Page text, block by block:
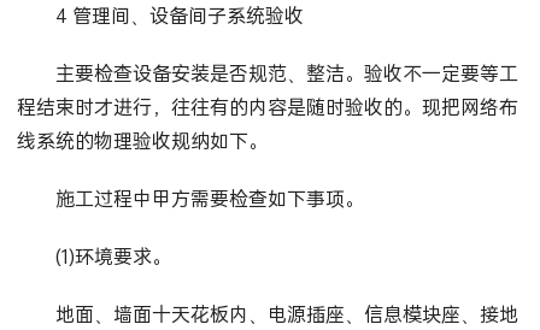
4 管理间、设备间子系统验收
主要检查设备安装是否规范、整洁。验收不一定要等工
程结束时才进行，往往有的内容是随时验收的。现把网络布
线系统的物理验收规纳如下。
施工过程中甲方需要检查如下事项。
(1)环境要求。
地面、墙面十天花板内、电源插座、信息模块座、接地